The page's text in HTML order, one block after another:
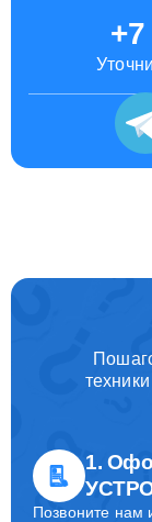
1.
Позвоните нам